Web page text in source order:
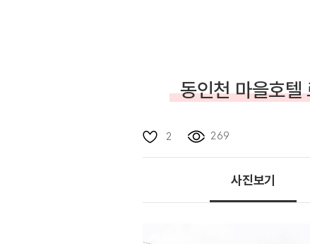
동인천 마을호텔
2 269
사진보기